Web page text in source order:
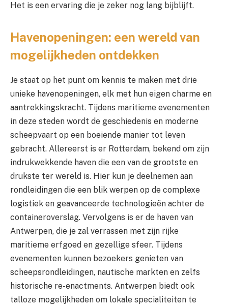
Het is een ervaring die je zeker nog lang bijblijft.
Havenopeningen: een wereld van
mogelijkheden ontdekken
Je staat op het punt om kennis te maken met drie
unieke havenopeningen, elk met hun eigen charme en
aantrekkingskracht. Tijdens maritieme evenementen
in deze steden wordt de geschiedenis en moderne
scheepvaart op een boeiende manier tot leven
gebracht. Allereerst is er Rotterdam, bekend om zijn
indrukwekkende haven die een van de grootste en
drukste ter wereld is. Hier kun je deelnemen aan
rondleidingen die een blik werpen op de complexe
logistiek en geavanceerde technologieën achter de
containeroverslag. Vervolgens is er de haven van
Antwerpen, die je zal verrassen met zijn rijke
maritieme erfgoed en gezellige sfeer. Tijdens
evenementen kunnen bezoekers genieten van
scheepsrondleidingen, nautische markten en zelfs
historische re-enactments. Antwerpen biedt ook
talloze mogelijkheden om lokale specialiteiten te